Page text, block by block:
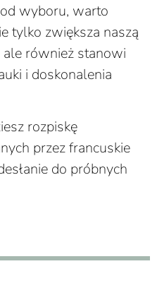
wyboru, warto
tylko zwiększa naszą
również stanowi
i doskonalenia
rozpiskę
przez francuskie
do próbnych